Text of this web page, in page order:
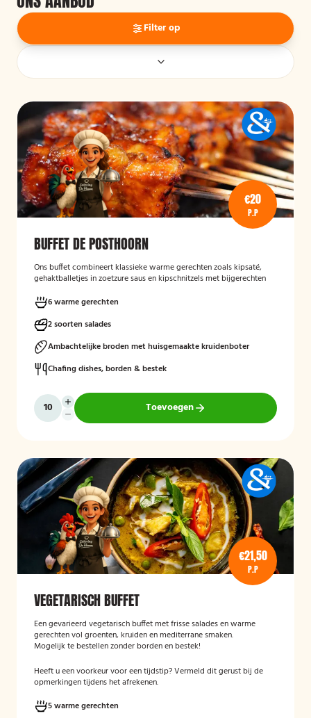
Filter op
€20
P.P
BUFFET DE POSTHOORN
Ons buffet combineert klassieke warme gerechten zoals kipsaté,
gehaktballetjes in zoetzure saus en kipschnitzels met bijgerechten
frisse rauwkost, gemengde salades en vers brood met kruidenboter
voor een compleet en smaakvol geheel.
Mogelijk te bestellen zonder borden en bestek!
6 warme gerechten
2 soorten salades
Ambachtelijke broden met huisgemaakte kruidenboter
Chafing dishes, borden & bestek
Toevoegen
€21,50
P.P
VEGETARISCH BUFFET
Een gevarieerd vegetarisch buffet met frisse salades en warme
gerechten vol groenten, kruiden en mediterrane smaken.
Mogelijk te bestellen zonder borden en bestek!
Heeft u een voorkeur voor een tijdstip? Vermeld dit gerust bij de
opmerkingen tijdens het afrekenen.
5 warme gerechten